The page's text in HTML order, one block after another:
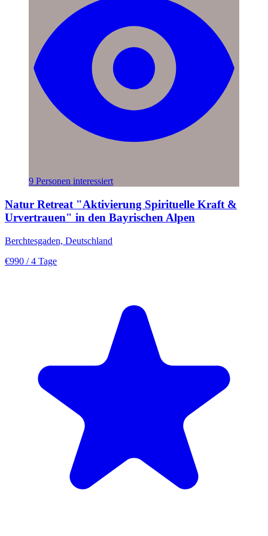
9 Personen interessiert
Natur Retreat "Aktivierung Spirituelle Kraft &
Urvertrauen" in den Bayrischen Alpen
Berchtesgaden, Deutschland
€990 / 4 Tage